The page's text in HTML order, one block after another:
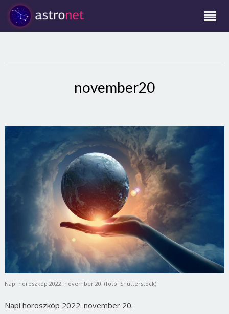
november20
Napi horoszkóp 2022. november 20. (fotó: Shutterstock)
Napi horoszkóp 2022. november 20.